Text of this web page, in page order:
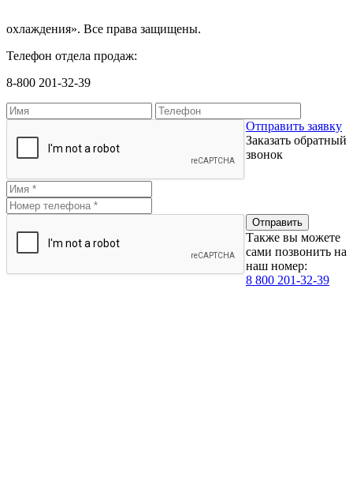
охлаждения». Все права защищены.
Телефон отдела продаж:
8-800 201-32-39
Отправить заявку
Заказать обратный
звонок
Также вы можете
сами позвонить на
наш номер:
8 800 201-32-39